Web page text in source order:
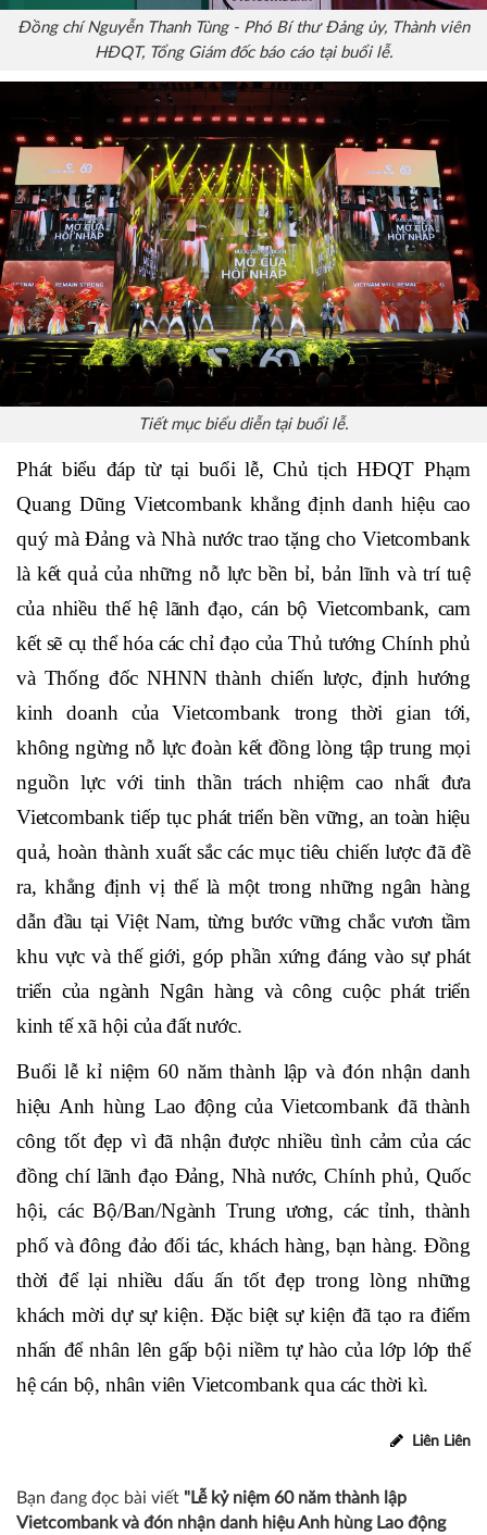
Đồng chí Nguyễn Thanh Tùng - Phó Bí thư Đảng ủy, Thành viên
HĐQT, Tổng Giám đốc báo cáo tại buổi lễ.
Tiết mục biểu diễn tại buổi lễ.
Phát biểu đáp từ tại buổi lễ, Chủ tịch HĐQT Phạm
Quang Dũng Vietcombank khẳng định danh hiệu cao
quý mà Đảng và Nhà nước trao tặng cho Vietcombank
là kết quả của những nỗ lực bền bỉ, bản lĩnh và trí tuệ
của nhiều thế hệ lãnh đạo, cán bộ Vietcombank, cam
kết sẽ cụ thể hóa các chỉ đạo của Thủ tướng Chính phủ
và Thống đốc NHNN thành chiến lược, định hướng
kinh doanh của Vietcombank trong thời gian tới,
không ngừng nỗ lực đoàn kết đồng lòng tập trung mọi
nguồn lực với tinh thần trách nhiệm cao nhất đưa
Vietcombank tiếp tục phát triển bền vững, an toàn hiệu
quả, hoàn thành xuất sắc các mục tiêu chiến lược đã đề
ra, khẳng định vị thế là một trong những ngân hàng
dẫn đầu tại Việt Nam, từng bước vững chắc vươn tầm
khu vực và thế giới, góp phần xứng đáng vào sự phát
triển của ngành Ngân hàng và công cuộc phát triển
kinh tế xã hội của đất nước.
Buổi lễ kỉ niệm 60 năm thành lập và đón nhận danh
hiệu Anh hùng Lao động của Vietcombank đã thành
công tốt đẹp vì đã nhận được nhiều tình cảm của các
đồng chí lãnh đạo Đảng, Nhà nước, Chính phủ, Quốc
hội, các Bộ/Ban/Ngành Trung ương, các tỉnh, thành
phố và đông đảo đối tác, khách hàng, bạn hàng. Đồng
nhấn để nhân lên gấp bội niềm tự hào của lớp lớp thế